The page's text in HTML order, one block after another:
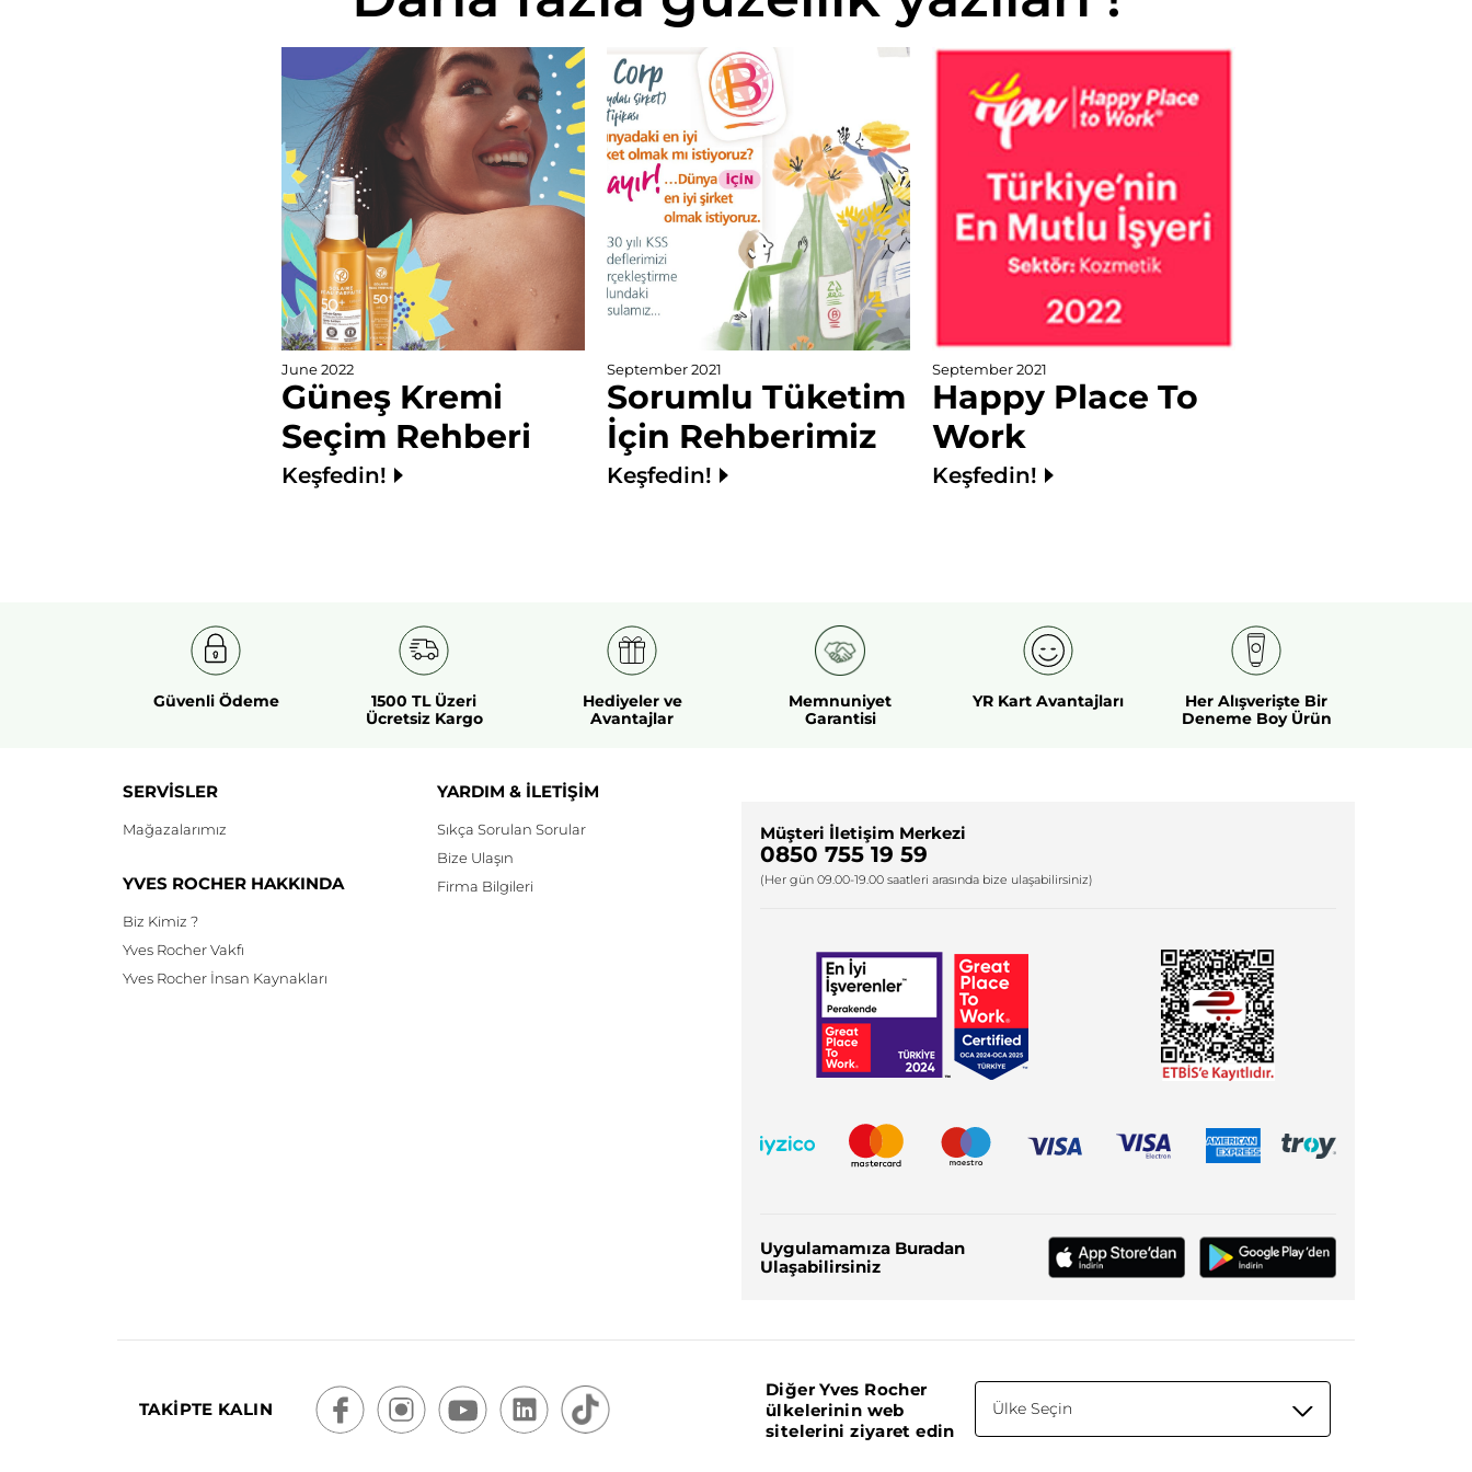
June 2022
Güneş Kremi
Seçim Rehberi
Keşfedin!
September 2021
Sorumlu Tüketim
İçin Rehberimiz
Keşfedin!
September 2021
Happy Place To
Work
Keşfedin!
Güvenli Ödeme
1500 TL Üzeri
Ücretsiz Kargo
Hediyeler ve
Avantajlar
Memnuniyet
Garantisi
YR Kart Avantajları
Her Alışverişte Bir
Deneme Boy Ürün
SERVİSLER
Mağazalarımız
YVES ROCHER HAKKINDA
Biz Kimiz ?
Yves Rocher Vakfı
Yves Rocher İnsan Kaynakları
YARDIM & İLETİŞİM
Sıkça Sorulan Sorular
Bize Ulaşın
Firma Bilgileri
Müşteri İletişim Merkezi
0850 755 19 59
(Her gün 09.00-19.00 saatleri arasında bize ulaşabilirsiniz)
Uygulamamıza Buradan
Ulaşabilirsiniz
TAKİPTE KALIN
Diğer Yves Rocher
ülkelerinin web
sitelerini ziyaret edin
Ülke Seçin